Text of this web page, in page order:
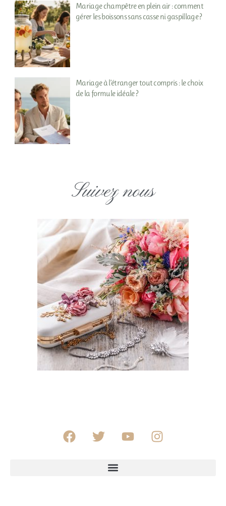
Mariage champêtre en plein air : comment
gérer les boissons sans casse ni gaspillage ?
Mariage à l’étranger tout compris : le choix
de la formule idéale ?
Suivez nous